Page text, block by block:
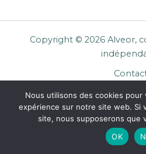
Copyright © 2026 Alveor,
Mentions
CGU
Nous utilisons des cookies pour
expérience sur notre site web. Si
site, nous supposerons que
OK